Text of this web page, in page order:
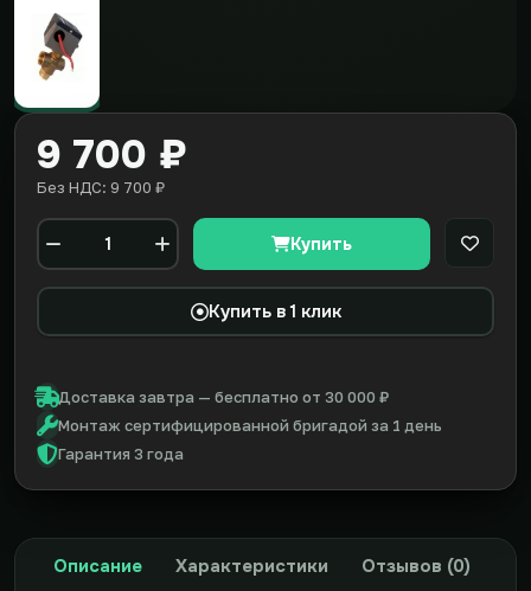
9 700 ₽
Без НДС: 9 700 ₽
Количество
Купить В
Купить в 1 клик
Доставка завтра — бесплатно от 30 000 ₽
Монтаж сертифицированной бригадой за 1 день
Гарантия 3 года
Описание Характеристики Отзывов (0)